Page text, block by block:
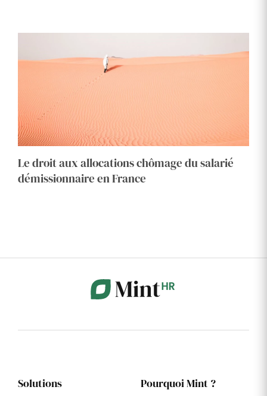
Le droit aux allocations chômage du salarié
démissionnaire en France
Solutions Pourquoi Mint ?